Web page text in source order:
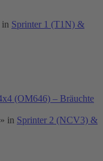
in Sprinter 1 (T1N) &
(OM646) – Bräuchte
» in Sprinter 2 (NCV3) &